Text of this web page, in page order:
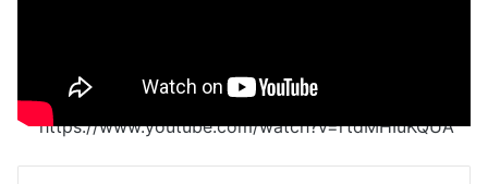
https://www.youtube.com/watch?v=rtdMHIuKQUA